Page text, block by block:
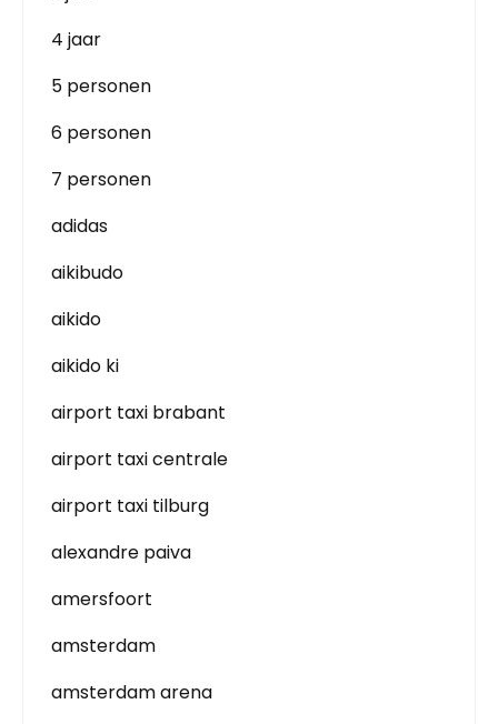
4 jaar
5 personen
6 personen
7 personen
adidas
aikibudo
aikido
aikido ki
airport taxi brabant
airport taxi centrale
airport taxi tilburg
alexandre paiva
amersfoort
amsterdam
amsterdam arena